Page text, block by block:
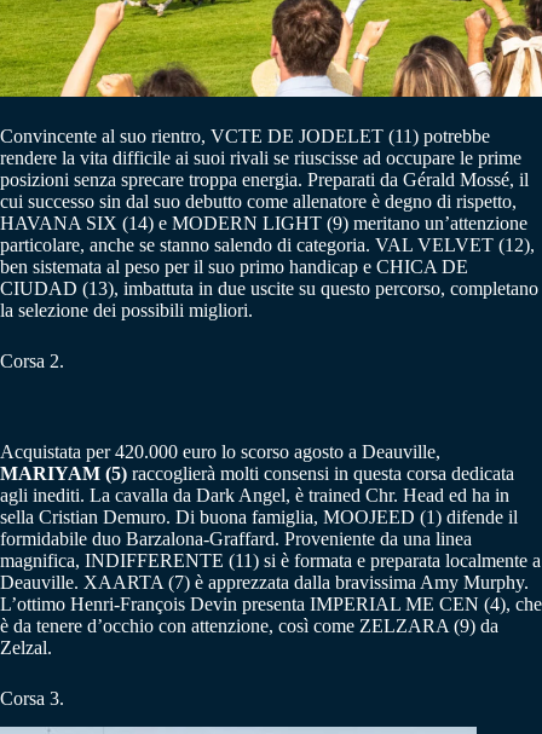
Convincente al suo rientro, VCTE DE JODELET (11) potrebbe
rendere la vita difficile ai suoi rivali se riuscisse ad occupare le prime
posizioni senza sprecare troppa energia. Preparati da Gérald Mossé, il
cui successo sin dal suo debutto come allenatore è degno di rispetto,
HAVANA SIX (14) e MODERN LIGHT (9) meritano un’attenzione
particolare, anche se stanno salendo di categoria. VAL VELVET (12),
ben sistemata al peso per il suo primo handicap e CHICA DE
CIUDAD (13), imbattuta in due uscite su questo percorso, completano
la selezione dei possibili migliori.
Corsa 2.
Acquistata per 420.000 euro lo scorso agosto a Deauville,
MARIYAM (5) raccoglierà molti consensi in questa corsa dedicata
agli inediti. La cavalla da Dark Angel, è trained Chr. Head ed ha in
sella Cristian Demuro. Di buona famiglia, MOOJEED (1) difende il
formidabile duo Barzalona-Graffard. Proveniente da una linea
magnifica, INDIFFERENTE (11) si è formata e preparata localmente a
Deauville. XAARTA (7) è apprezzata dalla bravissima Amy Murphy.
L’ottimo Henri-François Devin presenta IMPERIAL ME CEN (4), che
è da tenere d’occhio con attenzione, così come ZELZARA (9) da
Zelzal.
Corsa 3.